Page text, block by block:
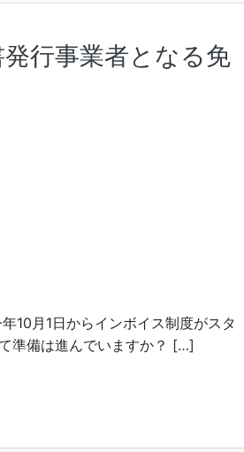
発行事業者となる免
10月1日からインボイス制度がスタ
準備は進んでいますか？ […]